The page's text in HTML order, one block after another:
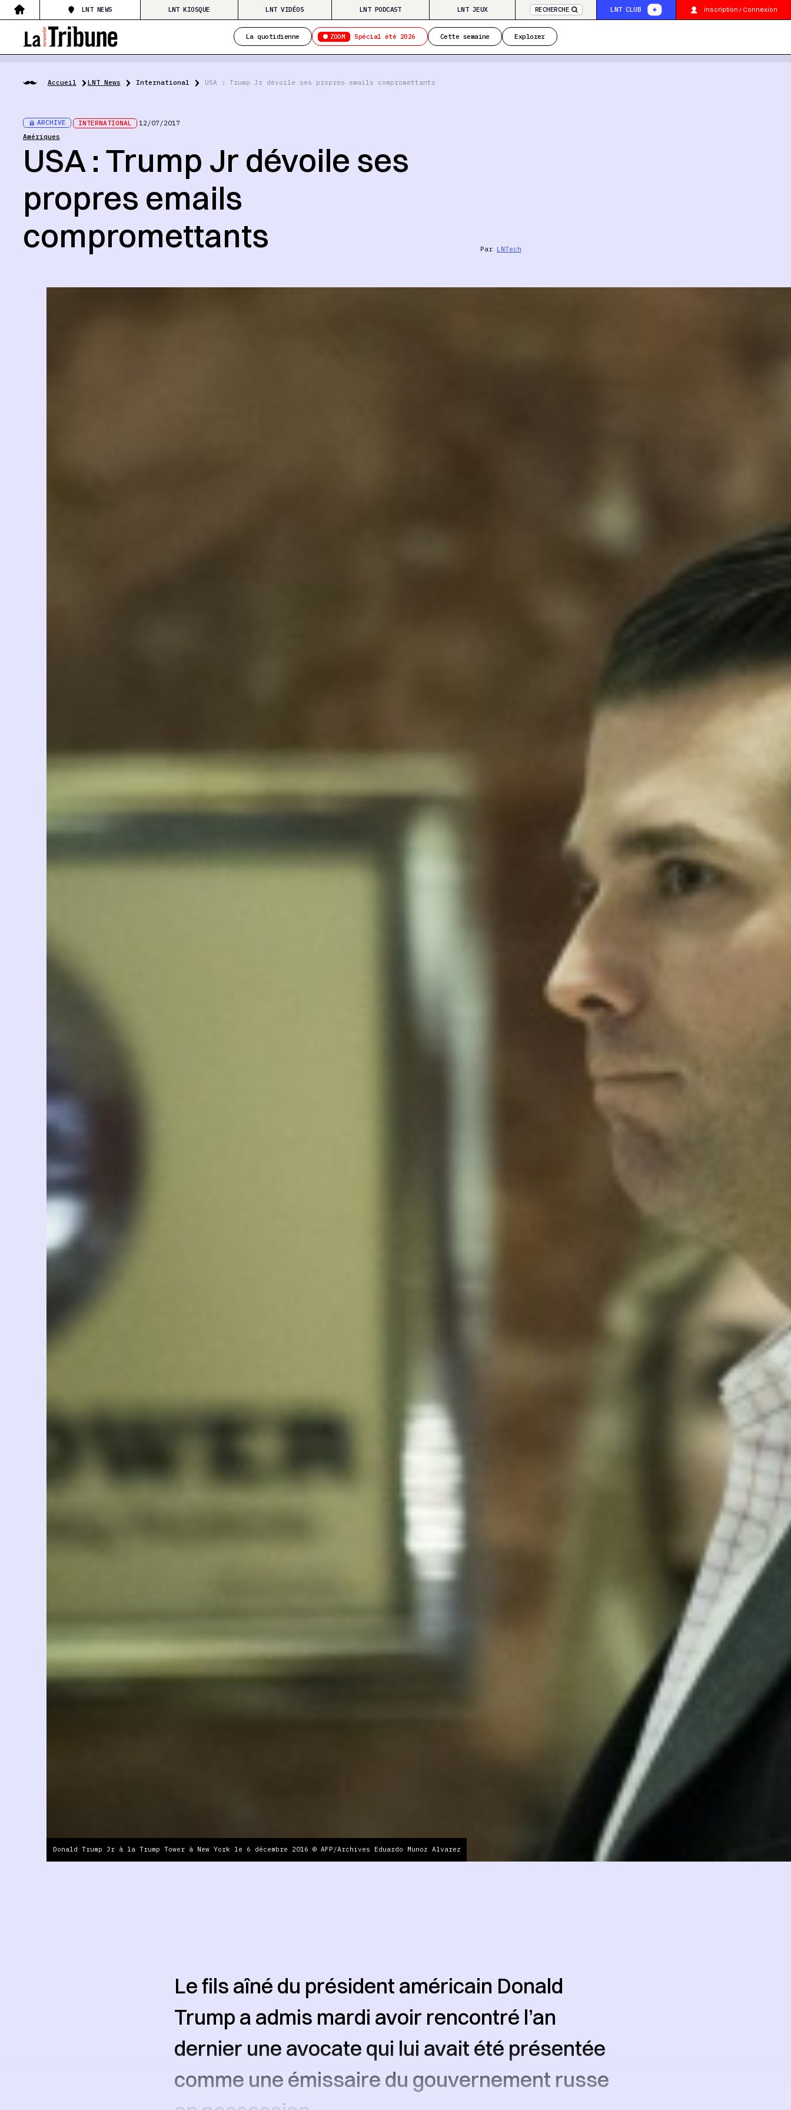
LNT NEWS LNT KIOSQUE LNT VIDÉOS LNT PODCAST LNT JEUX RECHERCHE LNT CLUB inscription / Connexion
La quotidienne ZOOM Spécial été 2026 Cette semaine Explorer
Accueil LNT News International USA : Trump Jr dévoile ses propres emails compromettants
ARCHIVE INTERNATIONAL
12/07/2017
Amériques
USA : Trump Jr dévoile ses
propres emails
compromettants
Par LNTech
Donald Trump Jr à la Trump Tower à New York le 6 décembre 2016 © AFP/Archives Eduardo Munoz Alvarez
Le fils aîné du président américain Donald
Trump a admis mardi avoir rencontré l’an
dernier une avocate qui lui avait été présentée
comme une émissaire du gouvernement russe